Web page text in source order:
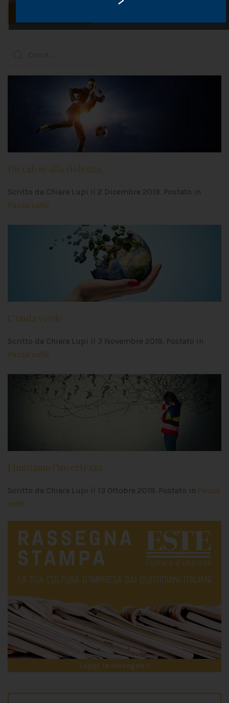
Un calcio alla violenza
Scritto da Chiara Lupi il 2 Dicembre 2019. Postato in
Pausa caffè
L’onda verde
Scritto da Chiara Lupi il 3 Novembre 2019. Postato in
Pausa caffè
Limitiamo l’incertezza
Scritto da Chiara Lupi il 13 Ottobre 2019. Postato in Pausa
caffè
Leggi la rassegna >